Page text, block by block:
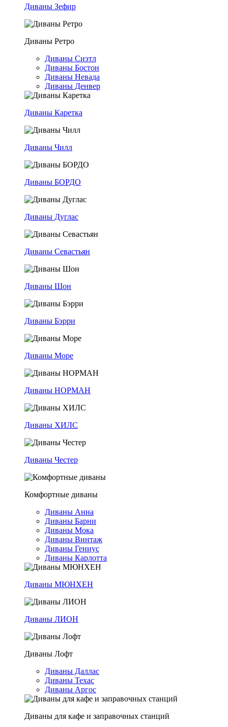
Диваны Зефир
Диваны Ретро
Диваны Сиэтл
Диваны Бостон
Диваны Невада
Диваны Денвер
Диваны Каретка
Диваны Чилл
Диваны БОРДО
Диваны Дуглас
Диваны Севастьян
Диваны Шон
Диваны Бэрри
Диваны Море
Диваны НОРМАН
Диваны ХИЛС
Диваны Честер
Комфортные диваны
Диваны Анна
Диваны Барни
Диваны Мока
Диваны Винтаж
Диваны Гениус
Диваны Карлотта
Диваны МЮНХЕН
Диваны ЛИОН
Диваны Лофт
Диваны Даллас
Диваны Техас
Диваны Аргос
Диваны для кафе и заправочных станций